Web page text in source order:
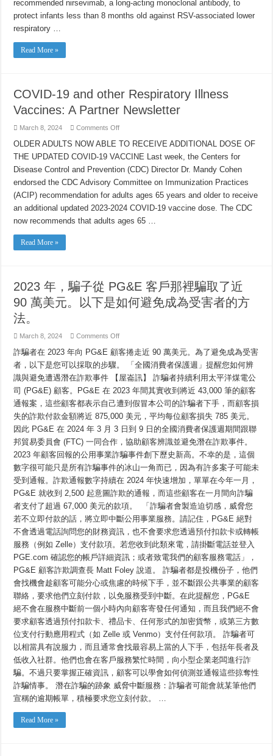
recommended nirsevimab, a long-acting monoclonal antibody, to
protect infants less than 8 months old against RSV-associated lower
respiratory …
Read More »
COVID-19 and other Respiratory Illness
Vaccines: A Partner Newsletter
March 8, 2024 Comments Offon
19
and
other
Illness
Vaccines:
A
Partner
Newsletter
OLDER ADULTS NOW ABLE TO RECEIVE ADDITIONAL DOSE OF
THE UPDATED COVID-19 VACCINE Last week, the Centers for
Disease Control and Prevention (CDC) Director Dr. Mandy Cohen
endorsed the CDC Advisory Committee on Immunization Practices
(ACIP) recommendation for adults ages 65 years and older to receive
an additional updated 2023-2024 COVID-19 vaccine dose. The CDC
now recommends that adults ages 65 …
Read More »
2023 年，騙子從 PG&E 客戶那裡騙取了近
90 萬美元。以下是如何避免成為受害者的方
法。
March 8, 2024 Comments Offon
年，
從
PG&E
客
戶
那
騙
取
了
近
90
萬
美
元。
以
下
是
如
何
避
免
成
受
害
者
的
方
法。
詐騙者在 2023 年向 PG&E 顧客捲走近 90 萬美元。為了避免成為受害
者，以下是您可以採取的步驟。 「全國消費者保護週」提醒您如何辨
識與避免遭遇潛在詐欺事件 【屋崙訊】 詐騙者持續利用太平洋煤電公
司 (PG&E) 顧客。PG&E 在 2023 年間其實收到將近 43,000 筆的顧客
通報案，這些顧客都表示自己遭到假冒本公司的詐騙者下手，而顧客損
失的詐欺付款金額將近 875,000 美元，平均每位顧客損失 785 美元。
因此 PG&E 在 2024 年 3 月 3 日到 9 日的全國消費者保護週期間跟聯
邦貿易委員會 (FTC) 一同合作，協助顧客辨識並避免潛在詐欺事件。
2023 年顧客回報的公用事業詐騙事件創下歷史新高。不幸的是，這個
數字很可能只是所有詐騙事件的冰山一角而已，因為有許多案子可能未
受到通報。詐欺通報數字持續在 2024 年快速增加，單單在今年一月，
PG&E 就收到 2,500 起意圖詐欺的通報，而這些顧客在一月間向詐騙
者支付了超過 67,000 美元的款項。 「詐騙者會製造迫切感，威脅您
若不立即付款的話，將立即中斷公用事業服務。請記住，PG&E 絕對
不會透過電話詢問您的財務資訊，也不會要求您透過預付扣款卡或轉帳
服務（例如 Zelle）支付款項。若您收到此類來電，請掛斷電話並登入
PGE.com 確認您的帳戶詳細資訊；或者致電我們的顧客服務電話」，
PG&E 顧客詐欺調查長 Matt Foley 說道。 詐騙者都是投機份子，他們
會找機會趁顧客可能分心或焦慮的時候下手，並不斷跟公共事業的顧客
聯絡，要求他們立刻付款，以免服務受到中斷。在此提醒您，PG&E
絕不會在服務中斷前一個小時內向顧客寄發任何通知，而且我們絕不會
要求顧客透過預付扣款卡、禮品卡、任何形式的加密貨幣，或第三方數
位支付行動應用程式（如 Zelle 或 Venmo）支付任何款項。 詐騙者可
以相當具有說服力，而且通常會找最容易上當的人下手，包括年長者及
低收入社群。他們也會在客戶服務繁忙時間，向小型企業老闆進行詐
騙。不過只要掌握正確資訊，顧客可以學會如何偵測並通報這些掠奪性
詐騙情事。 潛在詐騙的跡象 威脅中斷服務：詐騙者可能會就某筆他們
宣稱的逾期帳單，積極要求您立刻付款。 …
Read More »